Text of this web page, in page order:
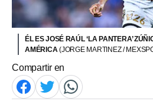
ÉL ES JOSÉ RAÚL ‘LA PANTERA’
AMÉRICA(JORGE MARTINEZ /
Compartir en